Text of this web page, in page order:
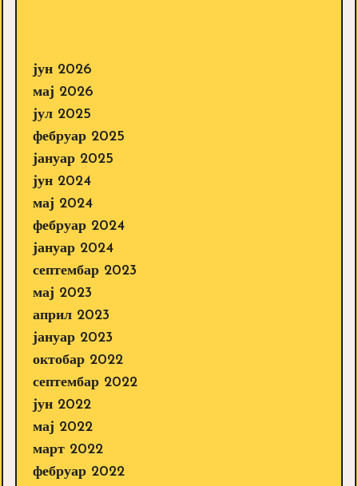
јун 2026
мај 2026
јул 2025
фебруар 2025
јануар 2025
јун 2024
мај 2024
фебруар 2024
јануар 2024
септембар 2023
мај 2023
април 2023
јануар 2023
октобар 2022
септембар 2022
јун 2022
мај 2022
март 2022
фебруар 2022